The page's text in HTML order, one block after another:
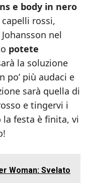
e body in nero
rossi,
nel
potete
la soluzione
po’ più audaci e
sarà quella di
e tingervi i
la festa è finita, vi
Woman: Svelato